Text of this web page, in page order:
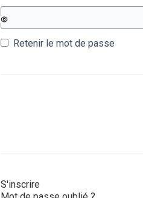
Retenir le mot de passe
S'inscrire